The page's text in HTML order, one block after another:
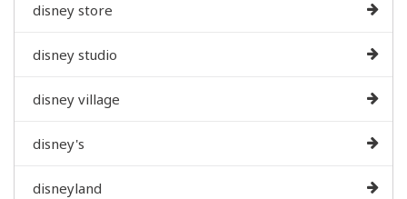
disney store
disney studio
disney village
disney's
disneyland